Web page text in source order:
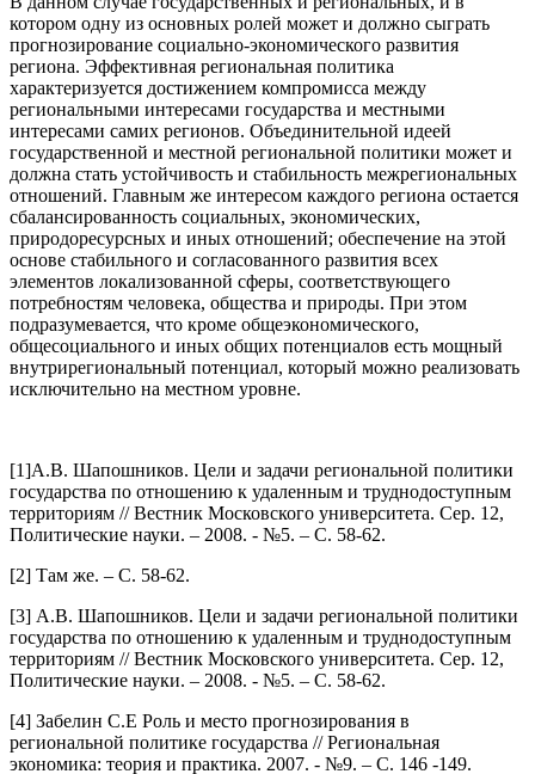
котором одну из основных ролей может и должно сыграть
прогнозирование социально-экономического развития
региона. Эффективная региональная политика
характеризуется достижением компромисса между
региональными интересами государства и местными
интересами самих регионов. Объединительной идеей
государственной и местной региональной политики может и
должна стать устойчивость и стабильность межрегиональных
отношений. Главным же интересом каждого региона остается
сбалансированность социальных, экономических,
природоресурсных и иных отношений; обеспечение на этой
основе стабильного и согласованного развития всех
элементов локализованной сферы, соответствующего
потребностям человека, общества и природы. При этом
подразумевается, что кроме общеэкономического,
общесоциального и иных общих потенциалов есть мощный
внутрирегиональный потенциал, который можно реализовать
исключительно на местном уровне.
[1]А.В. Шапошников. Цели и задачи региональной политики
государства по отношению к удаленным и труднодоступным
территориям // Вестник Московского университета. Сер. 12,
Политические науки. – 2008. - №5. – С. 58-62.
[2] Там же. – С. 58-62.
[3] А.В. Шапошников. Цели и задачи региональной политики
государства по отношению к удаленным и труднодоступным
территориям // Вестник Московского университета. Сер. 12,
Политические науки. – 2008. - №5. – С. 58-62.
[4] Забелин С.Е Роль и место прогнозирования в
региональной политике государства // Региональная
экономика: теория и практика. 2007. - №9. – С. 146 -149.